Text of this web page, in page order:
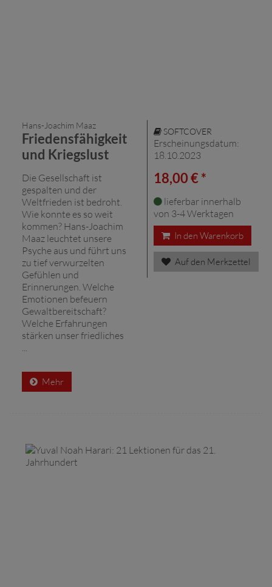
Hans-Joachim Maaz
Friedensfähigkeit
und Kriegslust
Die Gesellschaft ist
gespalten und der
Weltfrieden ist bedroht.
Wie konnte es so weit
kommen? ­Hans-Joachim
Maaz leuchtet unsere
Psyche aus und führt uns
zu tief verwurzelten
Gefühlen und
Erinnerungen. Welche
Emotionen befeuern
Gewaltbereitschaft?
Welche Erfahrungen
stärken unser friedliches
Mehr
SOFTCOVER
Erscheinungsdatum:
18.10.2023
18,00 € *
lieferbar innerhalb
von 3-4 Werktagen
In den Warenkorb
Auf den Merkzettel